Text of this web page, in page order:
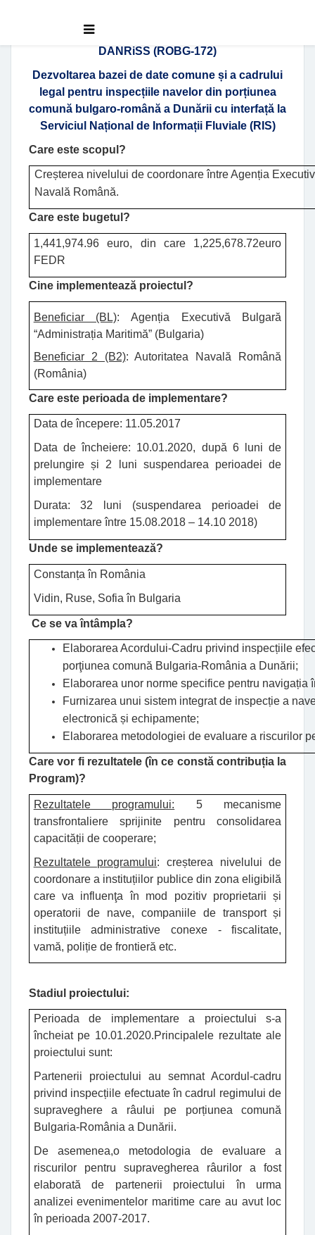
DANRiSS (ROBG-172)
Dezvoltarea bazei de date comune și a cadrului
legal pentru inspecțiile navelor din porțiunea
comună bulgaro-română a Dunării cu interfață la
Serviciul Național de Informații Fluviale (RIS)
Care este scopul ?
Creșterea nivelului de coordonare între Agenția
Navală Română.
Care este bugetul ?
1,441,974.96euro, din care 1,225,678.72euro
FEDR
Cine implementează proiectul ?
Beneficiar (BL): Agenția Executivă Bulgară
“Administrația Maritimă” (Bulgaria)
Beneficiar 2 (B2): Autoritatea Navală Română
(România)
Care este perioada de implementare?
Data de începere: 11.05.2017
Data de încheiere: 10.01.2020, după 6 luni de
prelungire și 2 luni suspendarea perioadei de
implementare
Durata: 32 luni (suspendarea perioadei de
implementare între 15.08.2018 – 14.10 2018)
Unde se implementează?
Constanța în România
Vidin, Ruse, Sofiaîn Bulgaria
Ce se va întâmpla?
Elaborarea Acordului-Cadru privind inspecțiile
porţiunea comună Bulgaria-România a Dunării;
Elaborarea unor norme specifice pentru
Furnizarea unui sistem integrat de inspecție a
electronică și echipamente;
Elaborarea metodologiei de evaluare a riscurilor
Care vor fi rezultatele (în ce constă contribuția la
Program)?
Rezultatele programului: 5
mecanisme
transfrontaliere sprijinite pentru consolidarea
capacității de cooperare;
Rezultatele programului: creșterea nivelului de
coordonare a instituțiilor publice din zona eligibilă
care va influenţa în mod pozitiv proprietarii și
operatorii de nave, companiile de transport și
instituțiile administrative conexe - fiscalitate,
vamă, poliție de frontieră etc.
Stadiul proiectului:
Perioada de implementare a proiectului s-a
încheiat pe 10.01.2020.Principalele rezultate ale
proiectului sunt:
Partenerii proiectului au semnat Acordul-cadru
privind inspecțiile efectuate în cadrul regimului de
supraveghere a râului pe porțiunea comună
Bulgaria-România a Dunării.
De asemenea,o metodologia de evaluare a
riscurilor pentru supravegherea râurilor a fost
elaborată de partenerii proiectului în urma
analizei evenimentelor maritime care au avut loc
în perioada 2007-2017.